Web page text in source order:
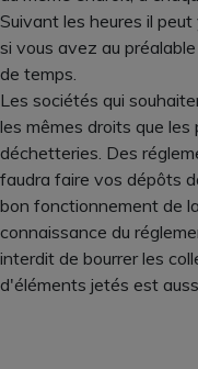
Suivant les heures il
si vous avez au
de temps.
Les sociétés qui
les mêmes droits que
déchetteries. Des
faudra faire vos dépôts
bon fonctionnement de
connaissance du
interdit de bourrer les
d'éléments jetés est